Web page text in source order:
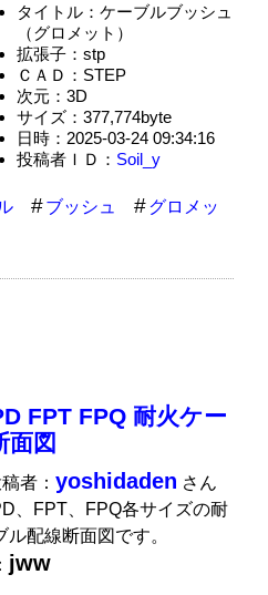
タイトル：ケーブルブッシュ
（グロメット）
拡張子：stp
ＣＡＤ：STEP
次元：3D
サイズ：377,774byte
日時：2025-03-24 09:34:16
投稿者ＩＤ： Soil_y
ブッシュ
グロメッ
FPT FPQ 耐火ケー
面図
者：yoshidaden さん
、FPT、FPQ各サイズの耐
ル配線断面図です。
jww